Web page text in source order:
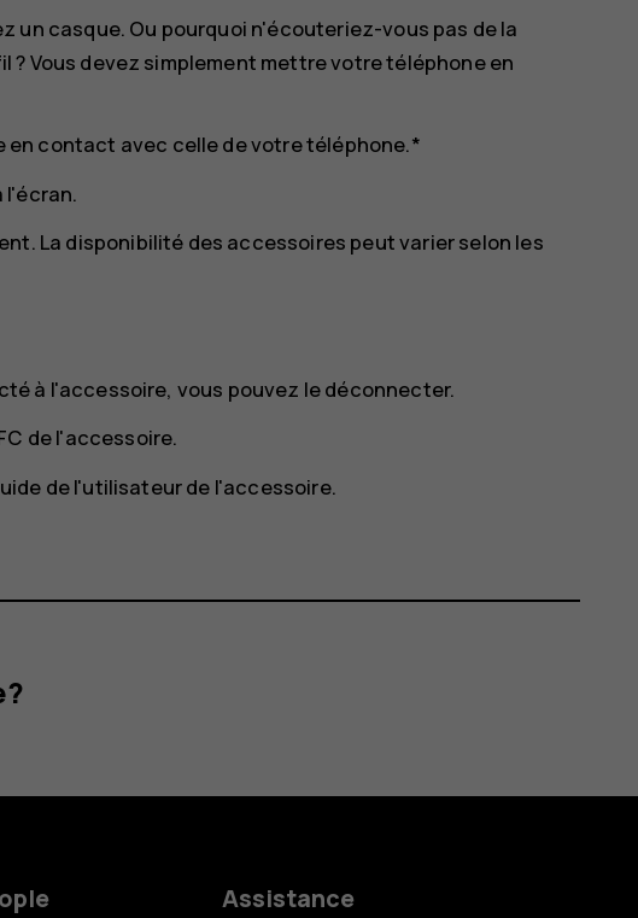
un casque. Ou pourquoi n'écouteriez-vous pas de la
? Vous devez simplement mettre votre téléphone en
en contact avec celle de votre téléphone.*
La disponibilité des accessoires peut varier selon les
à l'accessoire, vous pouvez le déconnecter.
de l'accessoire.
de l'utilisateur de l'accessoire.
Assistance